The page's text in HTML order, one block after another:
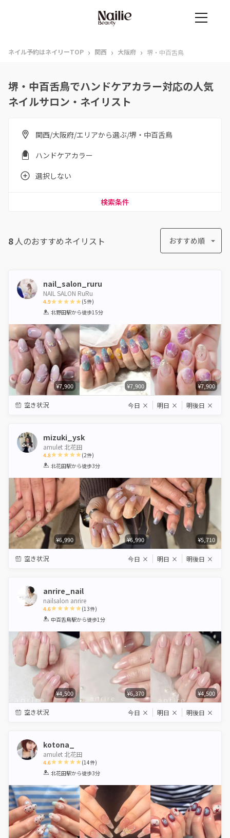
ネイル予約はネイリーTOP › 関西 › 大阪府 › 堺・中百舌鳥
堺・中百舌鳥でハンドケアカラー対応の人気
ネイルサロン・ネイリスト
関西/大阪府/エリアから選ぶ/堺・中百舌鳥
ハンドケアカラー
選択しない
検索条件
8人のおすすめネイリスト おすすめ順
nail_salon_ruru
NAIL SALON RuRu
4.9
1 2 3 4 5
(5件)
北野田駅から徒歩15分
¥7,900 ¥7,900 ¥7,900
空き状況 今日 × 明日 × 明後日 ×
mizuki_ysk
amulet 北花田
4.8
1 2 3 4 5
(2件)
北花田駅から徒歩3分
¥6,990 ¥6,990 ¥5,710
空き状況 今日 × 明日 × 明後日 ×
anrire_nail
nailsalon anrire
4.6
1 2 3 4 5
(13件)
中百舌鳥駅から徒歩1分
¥4,500 ¥6,370 ¥4,500
空き状況 今日 × 明日 × 明後日 ×
kotona_
amulet 北花田
4.6
1 2 3 4 5
(14件)
北花田駅から徒歩3分